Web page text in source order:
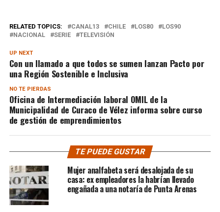
RELATED TOPICS: CANAL13 CHILE LOS80
LOS90
NACIONAL
SERIE TELEVISIÓN
UP NEXT
Con un llamado a que todos se sumen lanzan Pacto por
una Región Sostenible e Inclusiva
NO TE PIERDAS
Oficina de Intermediación laboral OMIL de la
Municipalidad de Curaco de Vélez informa sobre curso
de gestión de emprendimientos
TE PUEDE GUSTAR
Mujer analfabeta será desalojada de su
casa: ex empleadores la habrían llevado
engañada a una notaría de Punta Arenas